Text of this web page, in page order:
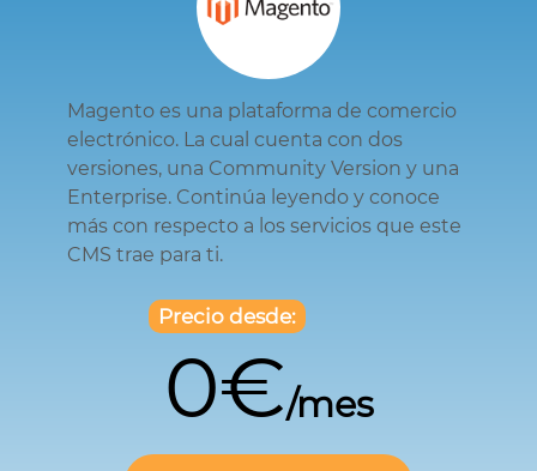
Magento es una plataforma de comercio
electrónico. La cual cuenta con dos
versiones, una Community Version y una
Enterprise. Continúa leyendo y conoce
más con respecto a los servicios que este
CMS trae para ti.
Precio desde:
0€/mes